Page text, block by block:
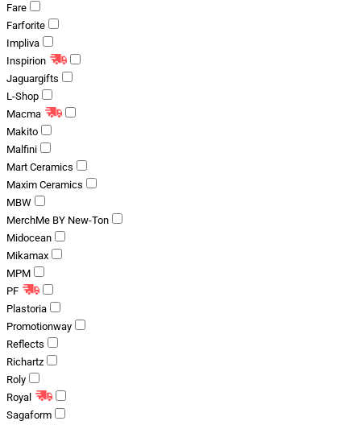
Fare
Farforite
Impliva
Inspirion
Jaguargifts
L-Shop
Macma
Makito
Malfini
Mart Ceramics
Maxim Ceramics
MBW
MerchMe BY New-Ton
Midocean
Mikamax
MPM
PF
Plastoria
Promotionway
Reflects
Richartz
Roly
Royal
Sagaform